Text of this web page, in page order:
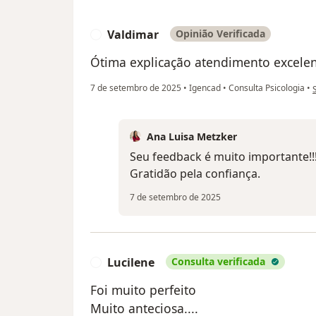
Valdimar Opinião Verificada
Ótima explicação atendimento
7 de setembro de 2025 • Igencad • Consulta Psicologia •
Ana Luisa Metzker
Seu feedback é muito importante!!!
Gratidão pela confiança.
7 de setembro de 2025
Lucilene Consulta verificada
Foi muito perfeito
Muito anteciosa....